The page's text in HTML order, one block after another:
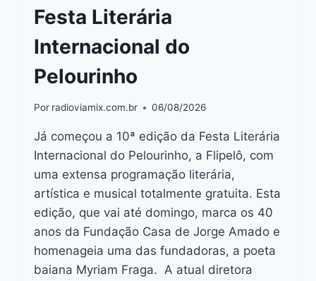
Festa Literária
Internacional do
Pelourinho
Por radioviamix.com.br 06/08/2026
Já começou a 10ª edição da Festa Literária
Internacional do Pelourinho, a Flipelô, com
uma extensa programação literária,
artística e musical totalmente gratuita. Esta
edição, que vai até domingo, marca os 40
anos da Fundação Casa de Jorge Amado e
homenageia uma das fundadoras, a poeta
baiana Myriam Fraga. A atual diretora